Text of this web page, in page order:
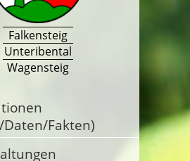
Falkensteig
Unteribental
Wagensteig
Fakten)